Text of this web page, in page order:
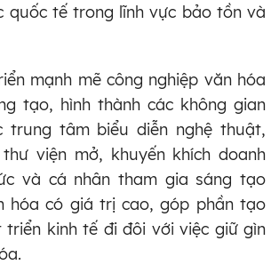
quốc tế trong lĩnh vực bảo tồn và
mạnh mẽ công nghiệp văn hóa
tạo, hình thành các không gian
trung tâm biểu diễn nghệ thuật,
viện mở, khuyến khích doanh
và cá nhân tham gia sáng tạo
hóa có giá trị cao, góp phần tạo
triển kinh tế đi đôi với việc giữ gìn